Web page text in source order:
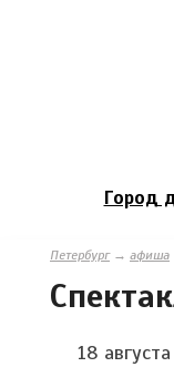
Город
Петербург→ афиша
18